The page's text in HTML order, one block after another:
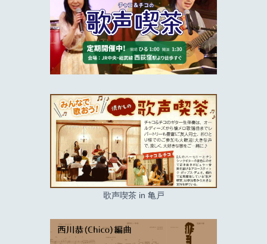
歌声喫茶 in 亀戸